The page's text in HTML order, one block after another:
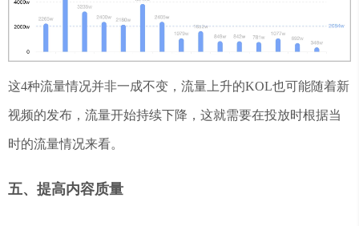
这4种流量情况并非一成不变，流量上升的KOL也可能随着新
视频的发布，流量开始持续下降，这就需要在投放时根据当
时的流量情况来看。
五、提高内容质量